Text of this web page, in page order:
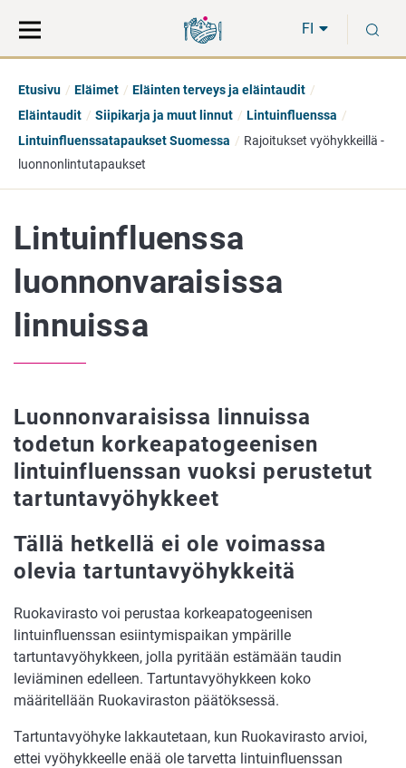
suoraan
sisältöön
koko
sivuston
FI
Etusivu Eläimet
Eläinten terveys ja eläintaudit
Eläintaudit
Siipikarja ja muut linnut
Lintuinfluenssa
Lintuinfluenssatapaukset Suomessa
Rajoitukset vyöhykkeillä -
luonnonlintutapaukset
Lintuinfluenssa
luonnonvaraisissa
linnuissa
Luonnonvaraisissa linnuissa
todetun korkeapatogeenisen
lintuinfluenssan vuoksi perustetut
tartuntavyöhykkeet
Tällä hetkellä ei ole voimassa
olevia tartuntavyöhykkeitä
Ruokavirasto voi perustaa korkeapatogeenisen
lintuinfluenssan esiintymispaikan ympärille
tartuntavyöhykkeen, jolla pyritään estämään taudin
leviäminen edelleen. Tartuntavyöhykkeen koko
määritellään Ruokaviraston päätöksessä.
Tartuntavyöhyke lakkautetaan, kun Ruokavirasto arvioi,
ettei vyöhykkeelle enää ole tarvetta lintuinfluenssan